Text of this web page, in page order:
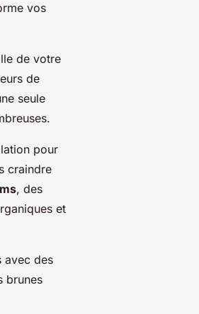
vos
de votre
de
seule
pour
craindre
, des
et
avec des
brunes